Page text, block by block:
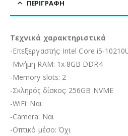
ΠΕΡΙΓΡΑΦΉ
Τεχνικά χαρακτηριστικά
-Επεξεργαστής: Intel Core i5-
-Μνήμη RAM: 1x 8GB DDR4
-Memory slots: 2
-Σκληρός δίσκος: 256GB NVME
-WiFi: Ναι
-Camera: Ναι
-Οπτικό μέσο: Όχι